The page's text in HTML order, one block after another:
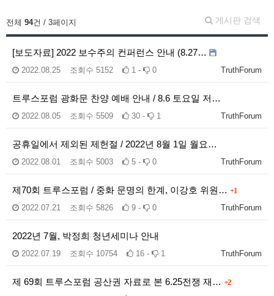
게시판 검색
전체 94건 / 3페이지
[보도자료] 2022 보수주의 컨퍼런스 안내 (8.27…
TruthForum
2022.08.25 조회수 5152 1 - 0
트루스포럼 광화문 찬양 예배 안내 / 8.6 토요일 저…
TruthForum
2022.08.05 조회수 5509 30 - 1
공휴일에서 제외된 제헌절 / 2022년 8월 1일 월요…
TruthForum
2022.08.01 조회수 5003 5 - 0
제70회 트루스포럼 / 중화 문명의 한계, 이강호 위원… +1
TruthForum
2022.07.21 조회수 5826 9 - 0
2022년 7월, 박정희 청년세미나 안내
TruthForum
2022.07.19 조회수 10754 16 - 1
제 69회 트루스포럼 공산권 자료로 본 6.25전쟁 재… +2